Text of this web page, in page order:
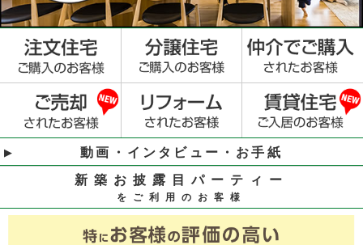
動画・インタビュー・お手紙
新築お披露目パーティー
をご利用のお客様